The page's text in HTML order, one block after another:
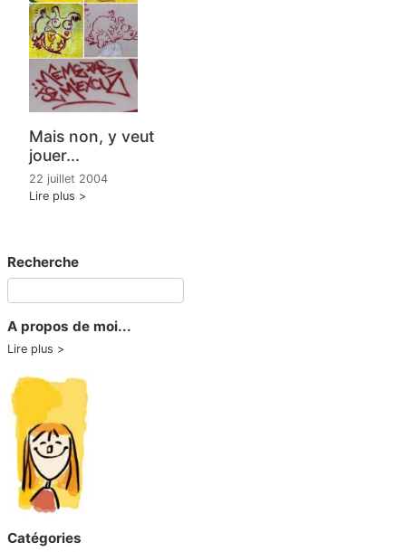
Mais non, y veut
jouer...
22 juillet 2004
Lire plus
Recherche
A propos de moi...
Lire plus
Catégories